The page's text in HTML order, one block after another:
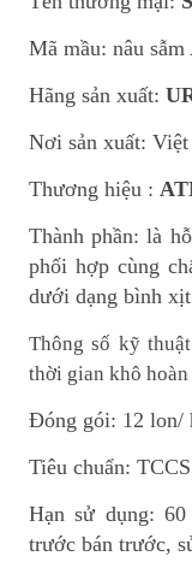
Mã mầu: nâu sẫm
Hãng sản xuất:
Nơi sản xuất: Việt
Thương hiệu :
Thành phần: là
phối hợp cùng
dưới dạng bình
Thông số kỹ
thời gian khô
Đóng gói: 12 lon/
Tiêu chuẩn:
Hạn sử dụng:
trước bán trước,